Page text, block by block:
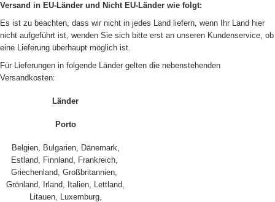
Versand in EU-Länder und Nicht EU-Länder wie folgt:
Es ist zu beachten, dass wir nicht in jedes Land liefern, wenn Ihr Land hier
nicht aufgeführt ist, wenden Sie sich bitte erst an unseren Kundenservice, ob
eine Lieferung überhaupt möglich ist.
Für Lieferungen in folgende Länder gelten die nebenstehenden
Versandkosten:
Länder
Porto
Belgien, Bulgarien, Dänemark,
Estland, Finnland, Frankreich,
Griechenland, Großbritannien,
Grönland, Irland, Italien, Lettland,
Litauen, Luxemburg,